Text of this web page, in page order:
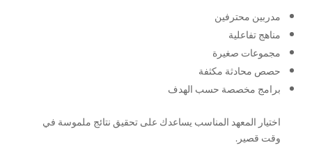
مدربين محترفين
مناهج تفاعلية
مجموعات صغيرة
حصص محادثة مكثفة
برامج مخصصة حسب الهدف
اختيار المعهد المناسب يساعدك على تحقيق نتائج ملموسة في
وقت قصير.